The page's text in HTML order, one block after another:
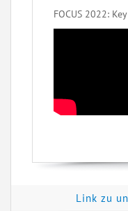
FOCUS 2022:
Link zu